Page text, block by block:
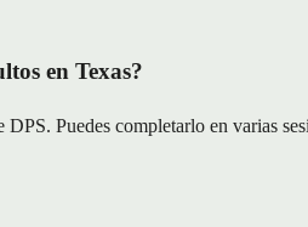
en Texas?
Puedes completarlo en varias